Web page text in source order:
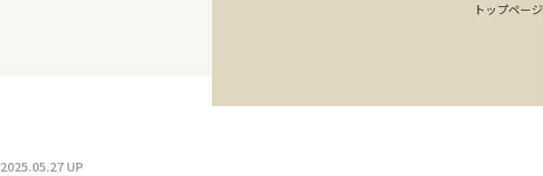
トップページ
2025.05.27 UP